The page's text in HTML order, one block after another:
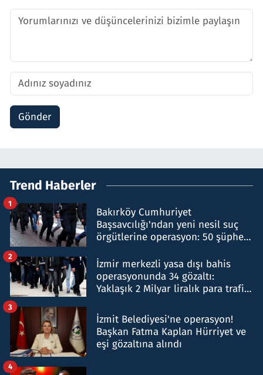
Gönder
Trend Haberler
Bakırköy Cumhuriyet
Başsavcılığı'ndan yeni nesil suç
örgütlerine operasyon: 50 şüpheli
1
İzmir merkezli yasa dışı bahis
operasyonunda 34 gözaltı:
Yaklaşık 2 Milyar liralık para trafiği
2
İzmit Belediyesi'ne operasyon!
Başkan Fatma Kaplan Hürriyet ve
eşi gözaltına alındı
3
4